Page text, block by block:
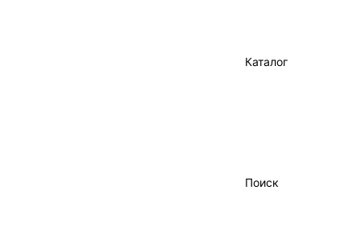
Каталог
Поиск